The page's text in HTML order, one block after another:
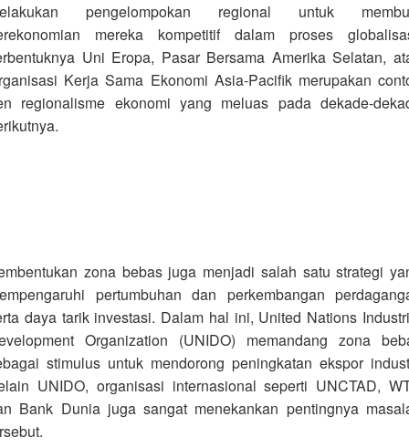
pengelompokan regional untuk
mereka kompetitif dalam proses
Uni Eropa, Pasar Bersama Amerika Selatan,
Kerja Sama Ekonomi Asia-Pacifik merupakan
regionalisme ekonomi yang meluas pada dekade-
zona bebas juga menjadi salah satu strategi
pertumbuhan dan perkembangan
daya tarik investasi. Dalam hal ini, United Nations
Organization (UNIDO) memandang zona
stimulus untuk mendorong peningkatan ekspor
UNIDO, organisasi internasional seperti UNCTAD,
Bank Dunia juga sangat menekankan pentingnya